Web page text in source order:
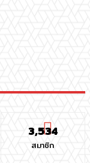
3,534
สมาชิก